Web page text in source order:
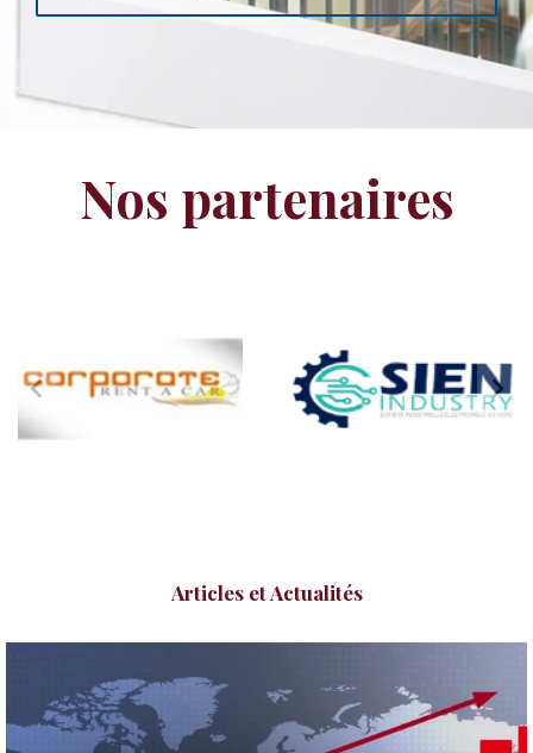
Nos partenaires
Articles et Actualités